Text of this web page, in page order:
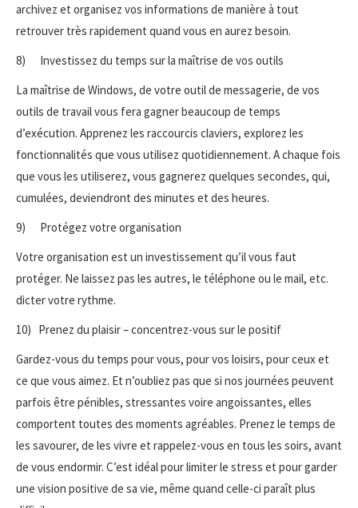
archivez et organisez vos informations de manière à tout
retrouver très rapidement quand vous en aurez besoin.
8) Investissez du temps sur la maîtrise de vos outils
La maîtrise de Windows, de votre outil de messagerie, de vos
outils de travail vous fera gagner beaucoup de temps
d’exécution. Apprenez les raccourcis claviers, explorez les
fonctionnalités que vous utilisez quotidiennement. A chaque fois
que vous les utiliserez, vous gagnerez quelques secondes, qui,
cumulées, deviendront des minutes et des heures.
9) Protégez votre organisation
Votre organisation est un investissement qu’il vous faut
protéger. Ne laissez pas les autres, le téléphone ou le mail, etc.
dicter votre rythme.
10) Prenez du plaisir – concentrez-vous sur le positif
Gardez-vous du temps pour vous, pour vos loisirs, pour ceux et
ce que vous aimez. Et n’oubliez pas que si nos journées peuvent
parfois être pénibles, stressantes voire angoissantes, elles
comportent toutes des moments agréables. Prenez le temps de
les savourer, de les vivre et rappelez-vous en tous les soirs, avant
de vous endormir. C’est idéal pour limiter le stress et pour garder
une vision positive de sa vie, même quand celle-ci paraît plus